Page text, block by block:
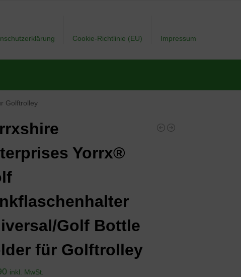
Cookie-Richtlinie (EU) Impressum
Golftrolley
Yorrx®
Golf Bottle
für Golftrolley
inkl. MwSt.